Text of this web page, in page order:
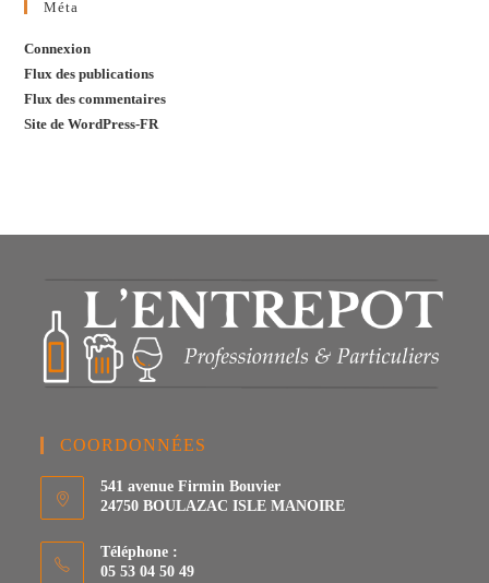
Méta
Connexion
Flux des publications
Flux des commentaires
Site de WordPress-FR
COORDONNÉES
541 avenue Firmin Bouvier
24750 BOULAZAC ISLE MANOIRE
Téléphone :
05 53 04 50 49